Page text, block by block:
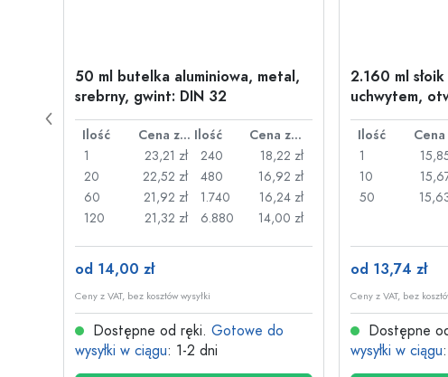
50 ml butelka aluminiowa, metal,
srebrny, gwint: DIN 32
Ilość Cena za sztukę Ilość
Cena za sztukę
1
23,21 zł
20
22,52 zł
60
21,92 zł
120
21,32 zł
240
18,22 zł
480
16,92 zł
1.740
16,24 zł
6.880
14,00 zł
od 14,00 zł
Ceny z VAT, bez kosztów wysyłki
Dostępne od ręki. Gotowe do
wysyłki w ciągu: 1-2 dni
2.160 ml
uchwytem,
drucianym
Ilość
1
10
50
od 13,74 zł
Ceny z VAT, bez
Dostępne
wysyłki w ciągu